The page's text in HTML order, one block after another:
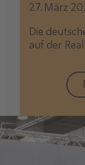
27. März
Die
auf der